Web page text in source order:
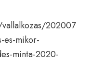
202007
es-mikor-
minta-2020-